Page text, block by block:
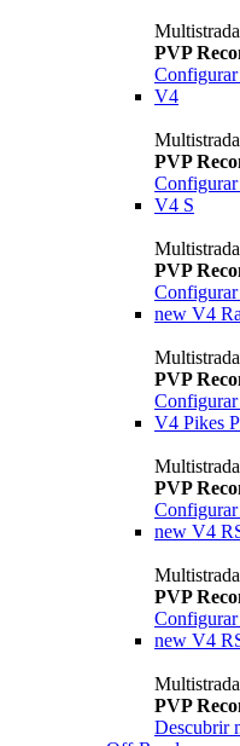
PVP
Configurar
V4
PVP
Configurar
V4 S
PVP
Configurar
new V4
PVP
Configurar
V4 Pikes
PVP
Configurar
new V4
PVP
Configurar
new V4
PVP
Descubrir